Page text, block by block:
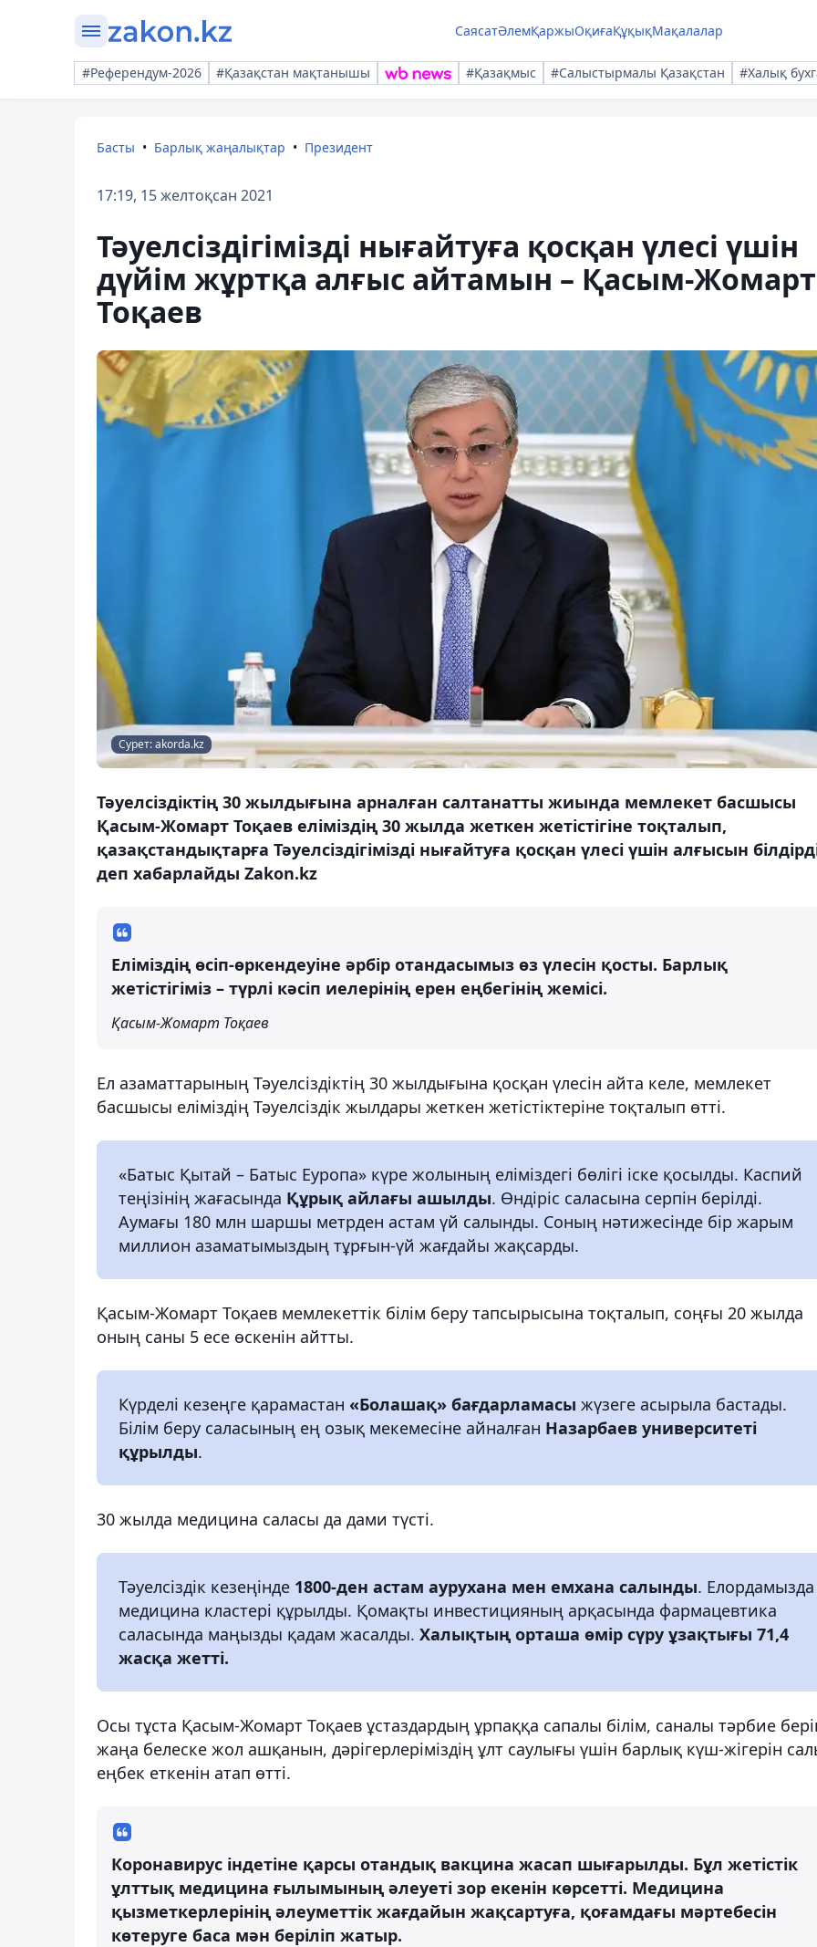
СаясатӘлемҚаржыОқиғаҚұқықМақалалар
#Референдум-2026 #Қазақстан мақтанышы #Қазақмыс #Салыстырмалы Қазақстан #Халық
Басты Барлық жаңалықтар Президент
17:19, 15 желтоқсан 2021
Тәуелсіздігімізді нығайтуға қосқан үлесі үшін
дүйім жұртқа алғыс айтамын – Қасым-Жомарт
Тоқаев
Сурет: akorda.kz
Тәуелсіздіктің 30 жылдығына арналған салтанатты жиында мемлекет басшысы
Қасым-Жомарт Тоқаев еліміздің 30 жылда жеткен жетістігіне тоқталып,
қазақстандықтарға Тәуелсіздігімізді нығайтуға қосқан үлесі үшін алғысын
деп хабарлайды Zakon.kz
Еліміздің өсіп-өркендеуіне әрбір отандасымыз өз үлесін қосты. Барлық
жетістігіміз – түрлі кәсіп иелерінің ерен еңбегінің жемісі.
Қасым-Жомарт Тоқаев
Ел азаматтарының Тәуелсіздіктің 30 жылдығына қосқан үлесін айта келе, мемлекет
басшысы еліміздің Тәуелсіздік жылдары жеткен жетістіктеріне тоқталып өтті.
«Батыс Қытай – Батыс Еуропа» күре жолының еліміздегі бөлігі іске қосылды. Каспий
теңізінің жағасында Құрық айлағы ашылды. Өндіріс саласына серпін берілді.
Аумағы 180 млн шаршы метрден астам үй салынды. Соның нәтижесінде бір жарым
миллион азаматымыздың тұрғын-үй жағдайы жақсарды.
Қасым-Жомарт Тоқаев мемлекеттік білім беру тапсырысына тоқталып, соңғы 20 жылда
оның саны 5 есе өскенін айтты.
Күрделі кезеңге қарамастан «Болашақ» бағдарламасы жүзеге асырыла бастады.
Білім беру саласының ең озық мекемесіне айналған Назарбаев университеті
құрылды.
30 жылда медицина саласы да дами түсті.
Тәуелсіздік кезеңінде 1800-ден астам аурухана мен емхана салынды. Елордамызда
медицина кластері құрылды. Қомақты инвестицияның арқасында фармацевтика
саласында маңызды қадам жасалды. Халықтың орташа өмір сүру ұзақтығы 71,4
жасқа жетті.
Осы тұста Қасым-Жомарт Тоқаев ұстаздардың ұрпаққа сапалы білім, саналы тәрбие
жаңа белеске жол ашқанын, дәрігерлеріміздің ұлт саулығы үшін барлық күш-жігерін
еңбек еткенін атап өтті.
Коронавирус індетіне қарсы отандық вакцина жасап шығарылды. Бұл жетістік
ұлттық медицина ғылымының әлеуеті зор екенін көрсетті. Медицина
қызметкерлерінің әлеуметтік жағдайын жақсартуға, қоғамдағы мәртебесін
көтеруге баса мән беріліп жатыр.